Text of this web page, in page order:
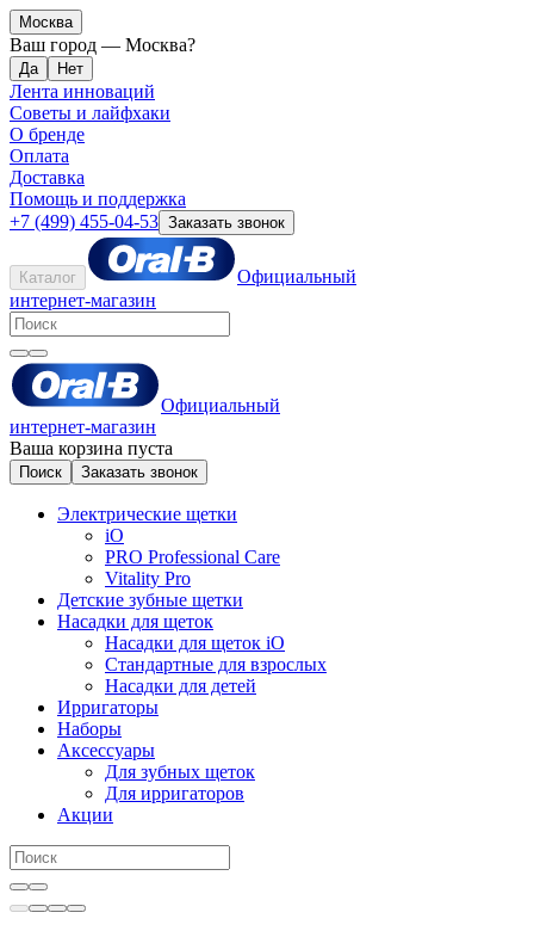
Москва
Ваш город — Москва?
Лента инноваций
Советы и лайфхаки
О бренде
Оплата
Доставка
Помощь и поддержка
+7 (499) 455-04-53 Заказать звонок
Каталог
Официальный
интернет-магазин
Официальный
интернет-магазин
Ваша корзина пуста
Поиск Заказать звонок
Электрические щетки
iO
PRO Professional Care
Vitality Pro
Детские зубные щетки
Насадки для щеток
Насадки для щеток iO
Стандартные для взрослых
Насадки для детей
Ирригаторы
Наборы
Аксессуары
Для зубных щеток
Для ирригаторов
Акции